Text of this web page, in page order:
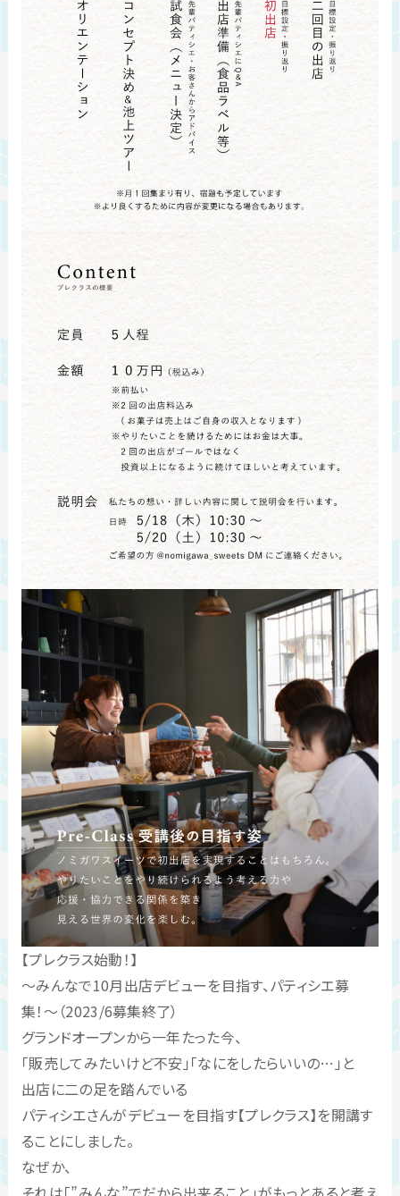
【プレクラス始動！】
〜みんなで10月出店デビューを目指す、パティシエ募
集！〜（2023/6募集終了）
グランドオープンから一年たった今、
「販売してみたいけど不安」「なにをしたらいいの…」と
出店に二の足を踏んでいる
パティシエさんがデビューを目指す【プレクラス】を開講す
ることにしました。
なぜか、